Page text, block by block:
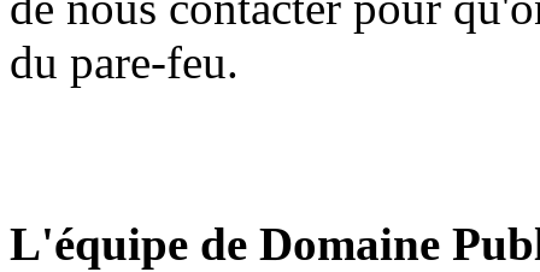
du pare-feu.
L'équipe de Domaine